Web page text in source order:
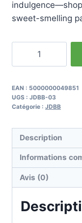
sweet-smelling
Fruiti
-
&
Multi
EAN : 5000000049851
UGS : JDBB-03
Catégorie : JDBB
Description
Informations
Avis (0)